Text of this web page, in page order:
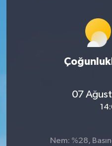
07
Nem: %28,